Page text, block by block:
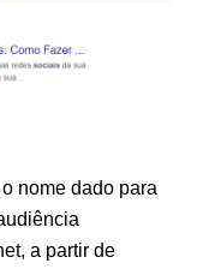
nome dado para
a partir de